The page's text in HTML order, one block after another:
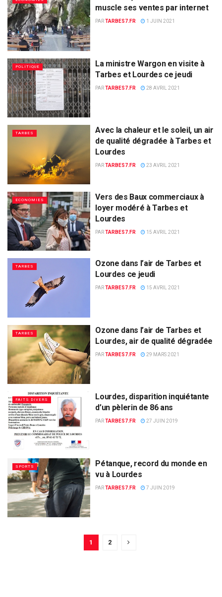
muscle ses ventes par internet
PARTARBES7.FR 1 JUIN 2021
POLITIQUE
La ministre Wargon en visite à
Tarbes et Lourdes ce jeudi
PARTARBES7.FR 28 AVRIL 2021
TARBES
Avec la chaleur et le soleil, un air
de qualité dégradée à Tarbes et
Lourdes
PARTARBES7.FR 23 AVRIL 2021
ECONOMIES
Vers des Baux commerciaux à
loyer modéré à Tarbes et
Lourdes
PARTARBES7.FR 15 AVRIL 2021
TARBES
Ozone dans l’air de Tarbes et
Lourdes ce jeudi
PARTARBES7.FR 15 AVRIL 2021
TARBES
Ozone dans l’air de Tarbes et
Lourdes, air de qualité dégradée
PARTARBES7.FR 29 MARS 2021
FAITS DIVERS
Lourdes, disparition inquiétante
d’un pèlerin de 86 ans
PARTARBES7.FR 27 JUIN 2019
SPORTS
Pétanque, record du monde en
vu à Lourdes
PARTARBES7.FR 7 JUIN 2019
1 2